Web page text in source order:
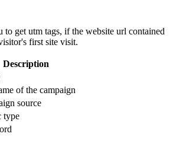
to get utm tags, if the website url contained
first site visit.
Description
of the campaign
source
type